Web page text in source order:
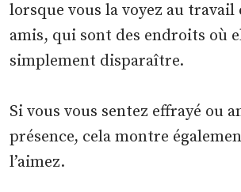
lorsque vous la voyez au travail
amis, qui sont des endroits où
simplement disparaître.
Si vous vous sentez effrayé ou
présence, cela montre
l’aimez.